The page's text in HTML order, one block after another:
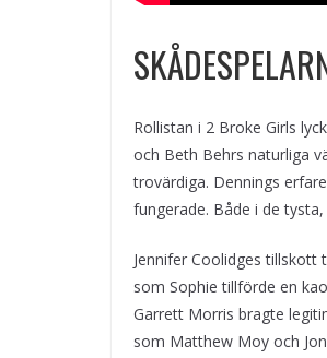
Rollistan i 2 Broke Girls
och Beth Behrs naturliga
trovärdiga. Dennings
fungerade. Både i de
Jennifer Coolidges
som Sophie tillförde en
Garrett Morris bragte
som Matthew Moy och